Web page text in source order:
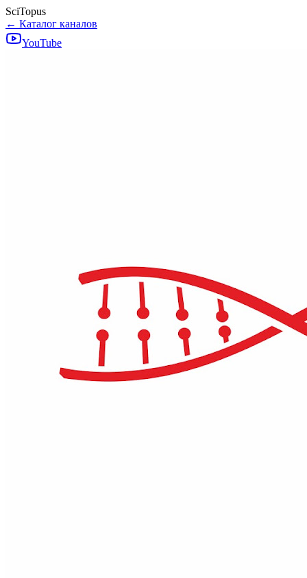
SciTopus
← Каталог каналов
YouTube